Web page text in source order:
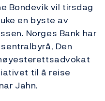
Bondevik vil tirsdag
en byste av
Norges Bank har
Den
til å reise
Jahn.